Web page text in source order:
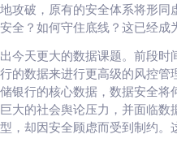
攻破，原有的安全体系将形
全？如何守住底线？这已经成
今天更大的数据课题。前段
的数据来进行更高级的风控
银行的核心数据，数据安全
大的社会舆论压力，并面临
，却因安全顾虑而受到制约